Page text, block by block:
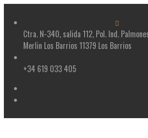
contentCtra. N-340, salida 112, Pol. Ind.
Merlin Los Barrios 11379 Los Barrios
+34 619 033 405